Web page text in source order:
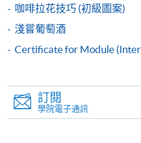
報讀新課程
凡以「先到先得」為取
[下載報名表SF26
咖啡拉花技巧 (初級圖案)
淺嘗葡萄酒
Certificate for Module
訂閱
學院電子通訊